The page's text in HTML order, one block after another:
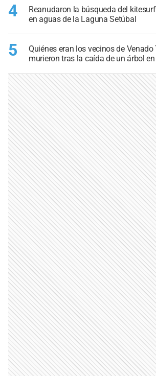
4
Reanudaron la búsqueda del
en aguas de la Laguna Setúbal
5
Quiénes eran los vecinos de Venado
murieron tras la caída de un árbol